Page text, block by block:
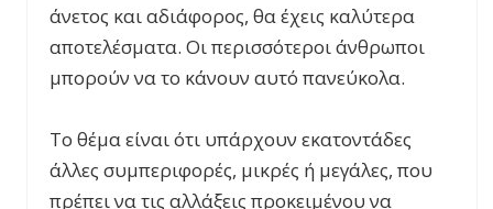
άνετος και αδιάφορος, θα έχεις καλύτερα
αποτελέσματα. Οι περισσότεροι άνθρωποι
μπορούν να το κάνουν αυτό πανεύκολα.
Το θέμα είναι ότι υπάρχουν εκατοντάδες
άλλες συμπεριφορές, μικρές ή μεγάλες, που
πρέπει να τις αλλάξεις προκειμένου να